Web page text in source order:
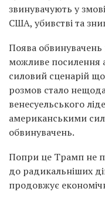
звинувачують у
США, убивстві та
Поява
можливе посилення
силовий сценарій
розмов стало
венесуельського
американськими
обвинувачень.
Попри це Трамп не
до радикальніших
продовжує